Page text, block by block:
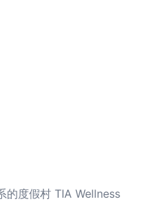
的度假村 TIA Wellness